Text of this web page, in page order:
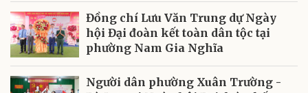
Đồng chí Lưu Văn Trung dự Ngày
hội Đại đoàn kết toàn dân tộc tại
phường Nam Gia Nghĩa
Người dân phường Xuân Trường -